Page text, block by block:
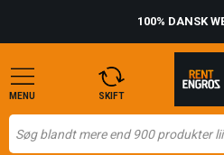
100% DANSK
MENU SKIFT